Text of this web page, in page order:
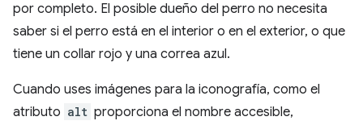
por completo. El posible dueño del perro no necesita
saber si el perro está en el interior o en el exterior, o que
tiene un collar rojo y una correa azul.
Cuando uses imágenes para la iconografía, como el
atributo alt proporciona el nombre accesible,